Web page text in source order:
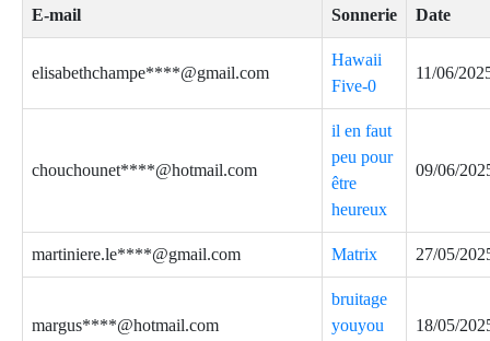
E-mail Sonnerie Date
elisabethchampe****@gmail.com
Hawaii
Five-0
11/06/
chouchounet****@hotmail.com
il en faut
peu pour
être
heureux
09/06/
martiniere.le****@gmail.com Matrix 27/05/
margus****@hotmail.com
bruitage
youyou
18/05/